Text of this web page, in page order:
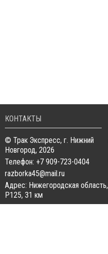
КОНТАКТЫ
© Трак Экспресс, г. Нижний
Новгород, 2026
Телефон: +7 909-723-0404
razborka45@mail.ru
Адрес: Нижегородская область,
Р125, 31 км